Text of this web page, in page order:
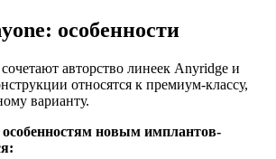
особенности
авторство линеек Anyridge и
относятся к премиум-классу,
варианту.
новым имплантов-